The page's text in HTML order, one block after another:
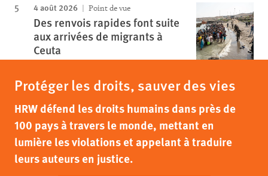
4 août 2026 Point de vue
Des renvois rapides font suite
aux arrivées de migrants à
Ceuta
Protéger les droits, sauver des vies
HRW défend les droits humains dans près de
100 pays à travers le monde, mettant en
lumière les violations et appelant à traduire
leurs auteurs en justice.